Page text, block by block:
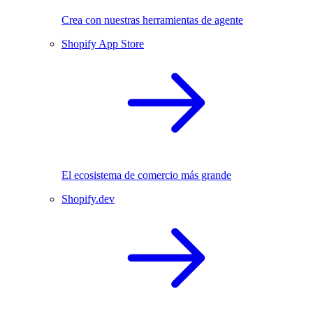
Crea con nuestras herramientas de agente
Shopify App Store
El ecosistema de comercio más grande
Shopify.dev